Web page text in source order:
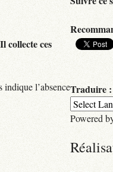
collecte ces
l’absenceTraduire :
Powered